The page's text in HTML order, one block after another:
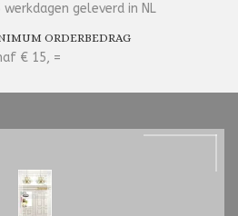
werkdagen geleverd in NL
ORDERBEDRAG
€ 15, =